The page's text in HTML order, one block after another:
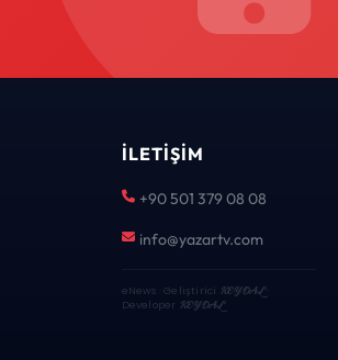
İLETIŞIM
+90 501 379 08 08
info@yazartv.com
eNews · Geliştirici KEYDAL·
Developer KEYDAL